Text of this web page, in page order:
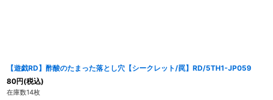
【遊戯RD】酢酸のたまった落とし穴【シークレット/罠】RD/5TH1-JP059
80円(税込)
在庫数14枚